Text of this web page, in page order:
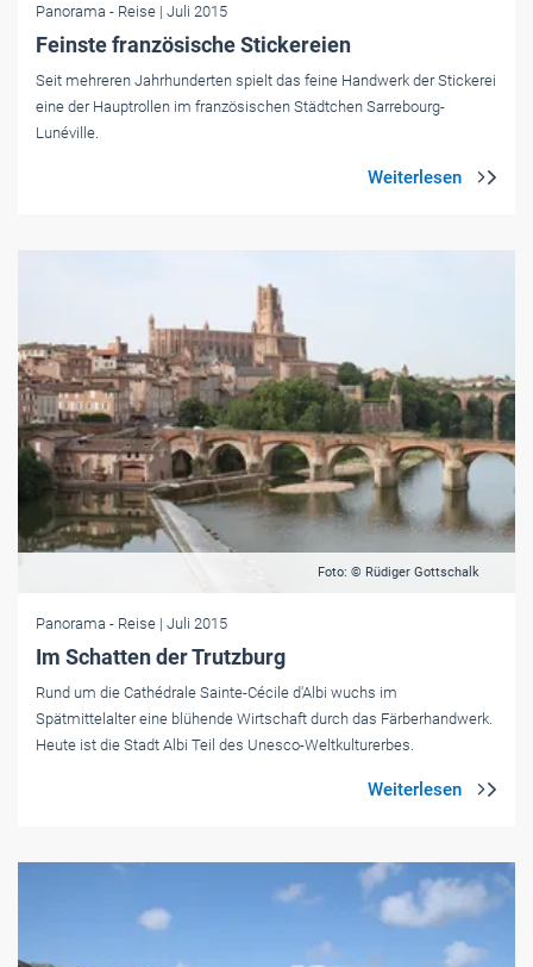
Panorama - Reise | Juli 2015
Feinste französische Stickereien
Seit mehreren Jahrhunderten spielt das feine Handwerk der Stickerei
eine der Hauptrollen im französischen Städtchen Sarrebourg-
Lunéville.
Foto: © Rüdiger Gottschalk
Panorama - Reise | Juli 2015
Im Schatten der Trutzburg
Rund um die Cathédrale Sainte-Cécile d'Albi wuchs im
Spätmittelalter eine blühende Wirtschaft durch das Färberhandwerk.
Heute ist die Stadt Albi Teil des Unesco-Weltkulturerbes.